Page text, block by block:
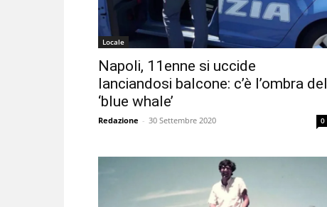
Locale
Napoli, 11enne si uccide
lanciandosi balcone: c’è l’ombra del
‘blue whale’
Redazione - 30 Settembre 2020 0